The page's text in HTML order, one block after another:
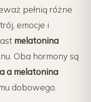
pełnią różne
emocje i
melatonina
Oba hormony są
a melatonina
dobowego.